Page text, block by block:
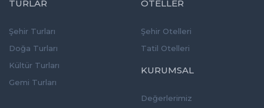
TURLAR
Şehir Turları
Doğa Turları
Kültür Turları
Gemi Turları
OTELLER
Şehir Otelleri
Tatil Otelleri
KURUMSAL
Değerlerimiz